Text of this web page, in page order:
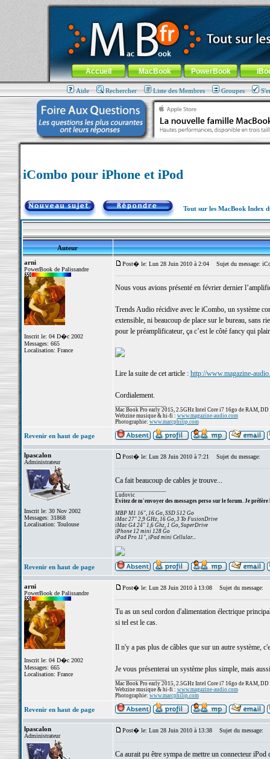
MacBook-fr.com : 100% Apple... 100% nomade !
Aller au contenu-Aller au menu général-Aller au menu de
Menu général
Accueil MacBook PowerBook
Aide Rechercher Liste des Membres Groupes
iCombo pour iPhone et iPod
Tout sur les MacBook Index
Auteur
arni
PowerBook de Palissandre
Inscrit le: 04 D�c 2002
Messages: 665
Localisation: France
Post� le: Lun 28 Juin 2010 à 2:04 Sujet du message:
Nous vous avions présenté en février dernier
Trends Audio récidive avec le iCombo, un système
extensible, ni beaucoup de place sur le bureau, sans
pour le préamplificateur, ça c’est le côté fancy qui
Lire la suite de cet article : http://www.magazine-
Cordialement.
Mac Book Pro early 2015, 2.5GHz Intel Core i7 16go de RAM, DD
Webzine musique & hi-fi : www.magazine-audio.com
Photographie: www.marcphilip.com
Revenir en haut de page
lpascalon
Administrateur
Inscrit le: 30 Nov 2002
Messages: 31868
Localisation: Toulouse
Post� le: Lun 28 Juin 2010 à 7:21 Sujet du message:
Ca fait beaucoup de cables je trouve...
Ludovic
Evitez de m'envoyer des messages perso sur le forum. Je préfère
MBP M1 16", 16 Go, SSD 512 Go
iMac 27" 2,9 GHz, 16 Go, 3 To FusionDrive
iMac G4 24" 1,6 Ghz, 1 Go, SuperDrive
iPhone 12 mini 128 Go
iPad Pro 11", iPad mini Cellular...
Revenir en haut de page
arni
PowerBook de Palissandre
Inscrit le: 04 D�c 2002
Messages: 665
Localisation: France
Post� le: Lun 28 Juin 2010 à 13:08 Sujet du message:
Tu as un seul cordon d'alimentation électrique
si tel est le cas.
Il n'y a pas plus de câbles que sur un autre système,
Je vous présenterai un système plus simple, mais
Mac Book Pro early 2015, 2.5GHz Intel Core i7 16go de RAM, DD
Webzine musique & hi-fi : www.magazine-audio.com
Photographie: www.marcphilip.com
Revenir en haut de page
lpascalon
Administrateur
Post� le: Lun 28 Juin 2010 à 13:38 Sujet du message:
Ca aurait pu être sympa de mettre un connecteur